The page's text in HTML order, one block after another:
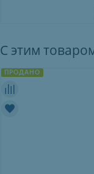
С этим
ПРОДАНО